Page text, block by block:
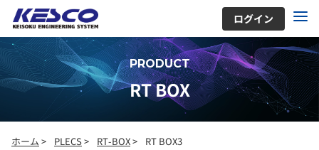
ログイン
PRODUCT
RT BOX
ホーム > PLECS> RT-BOX> RT BOX3